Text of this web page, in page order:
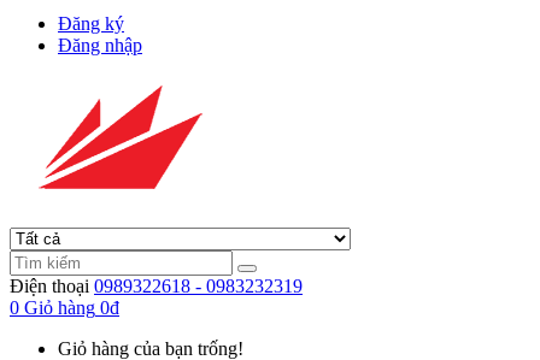
Đăng ký
Đăng nhập
Điện thoại 0989322618 - 0983232319
0 Giỏ hàng 0đ
Giỏ hàng của bạn trống!